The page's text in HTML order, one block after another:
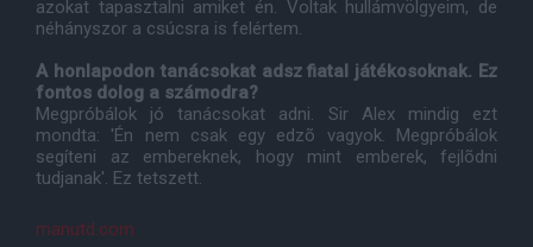
azokat tapasztalni amiket én. Voltak hullámvölgyeim, de
néhányszor a csúcsra is felértem.
A honlapodon tanácsokat adsz fiatal játékosoknak. Ez
fontos dolog a számodra?
Megpróbálok jó tanácsokat adni. Sir Alex mindig ezt
mondta: 'Én nem csak egy edzõ vagyok. Megpróbálok
segíteni az embereknek, hogy mint emberek, fejlõdni
tudjanak'. Ez tetszett.
manutd.com